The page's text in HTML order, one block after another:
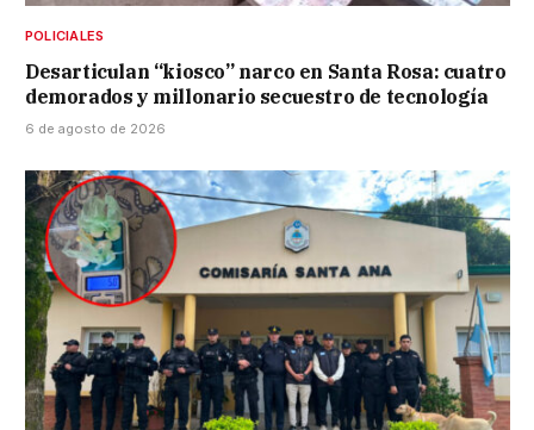
POLICIALES
Desarticulan “kiosco” narco en Santa Rosa: cuatro
demorados y millonario secuestro de tecnología
6 de agosto de 2026